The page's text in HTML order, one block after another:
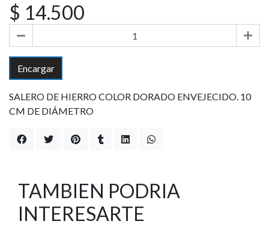
$ 14.500
Encargar
SALERO DE HIERRO COLOR DORADO ENVEJECIDO. 10
CM DE DIÁMETRO
TAMBIEN PODRIA
INTERESARTE